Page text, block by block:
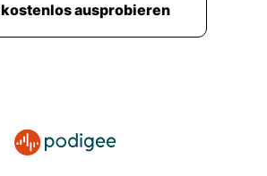
ausprobieren